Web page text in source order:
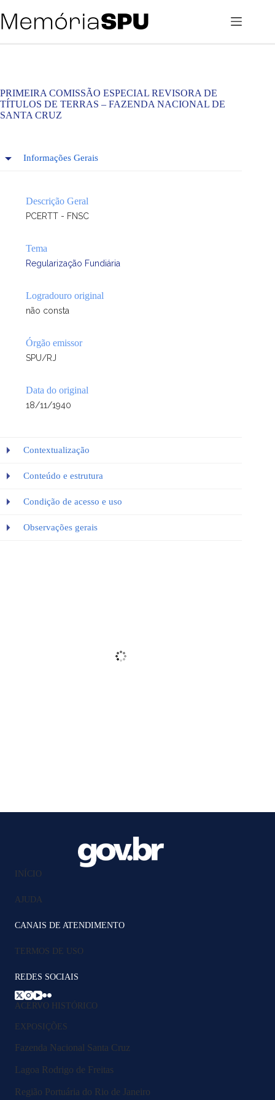
para
o
PRIMEIRA COMISSÃO ESPECIAL REVISORA DE
TÍTULOS DE TERRAS – FAZENDA NACIONAL DE
SANTA CRUZ
Informações Gerais
Descrição Geral
PCERTT - FNSC
Tema
Regularização Fundiária
Logradouro original
não consta
Órgão emissor
SPU/RJ
Data do original
18/11/1940
Contextualização
Conteúdo e estrutura
Condição de acesso e uso
Observações gerais
INÍCIO
AJUDA
CANAIS DE ATENDIMENTO
TERMOS DE USO
REDES SOCIAIS
ACERVO HISTÓRICO
EXPOSIÇÕES
Fazenda Nacional Santa Cruz
Lagoa Rodrigo de Freitas
Região Portuária do Rio de Janeiro